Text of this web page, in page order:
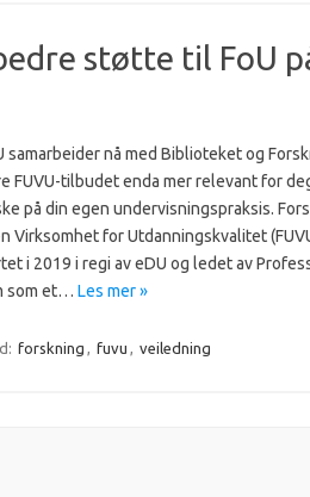
støtte til FoU
samarbeider nå med Biblioteket og
FUVU-tilbudet enda mer relevant for
på din egen undervisningspraksis.
Virksomhet for Utdanningskvalitet
i 2019 i regi av eDU og ledet av
som et… Les mer »
forskning , fuvu , veiledning